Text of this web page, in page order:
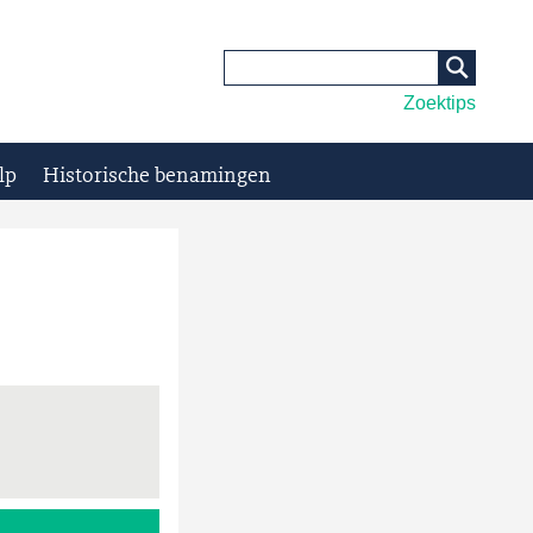
Zoektips
Historische benamingen